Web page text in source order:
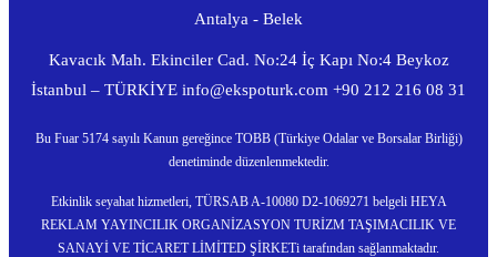
Antalya - Belek
Kavacık Mah. Ekinciler Cad. No:24 İç Kapı No:4 Beykoz
İstanbul – TÜRKİYE info@ekspoturk.com +90 212 216 08 31
Bu Fuar 5174 sayılı Kanun gereğince TOBB (Türkiye Odalar ve Borsalar Birliği)
denetiminde düzenlenmektedir.
Etkinlik seyahat hizmetleri, TÜRSAB A-10080 D2-1069271 belgeli HEYA
REKLAM YAYINCILIK ORGANİZASYON TURİZM TAŞIMACILIK VE
SANAYİ VE TİCARET LİMİTED ŞİRKETi tarafından sağlanmaktadır.